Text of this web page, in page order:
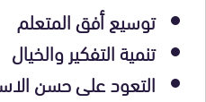
توسيع أفق المتعلم
تنمية التفكير والخيال
التعود على حسن